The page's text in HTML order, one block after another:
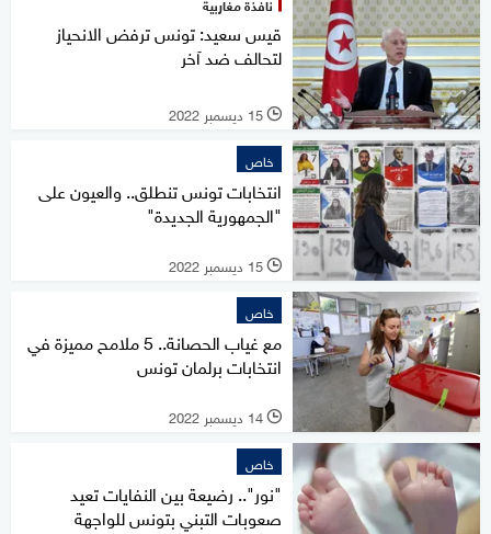
قيس سعيد: تونس ترفض الانحياز
لتحالف ضد آخر
l 15 ديسمبر 2022
خاص
انتخابات تونس تنطلق.. والعيون على
"الجمهورية الجديدة"
l 15 ديسمبر 2022
خاص
مع غياب الحصانة.. 5 ملامح مميزة في
انتخابات برلمان تونس
l 14 ديسمبر 2022
خاص
"نور".. رضيعة بين النفايات تعيد
صعوبات التبني بتونس للواجهة